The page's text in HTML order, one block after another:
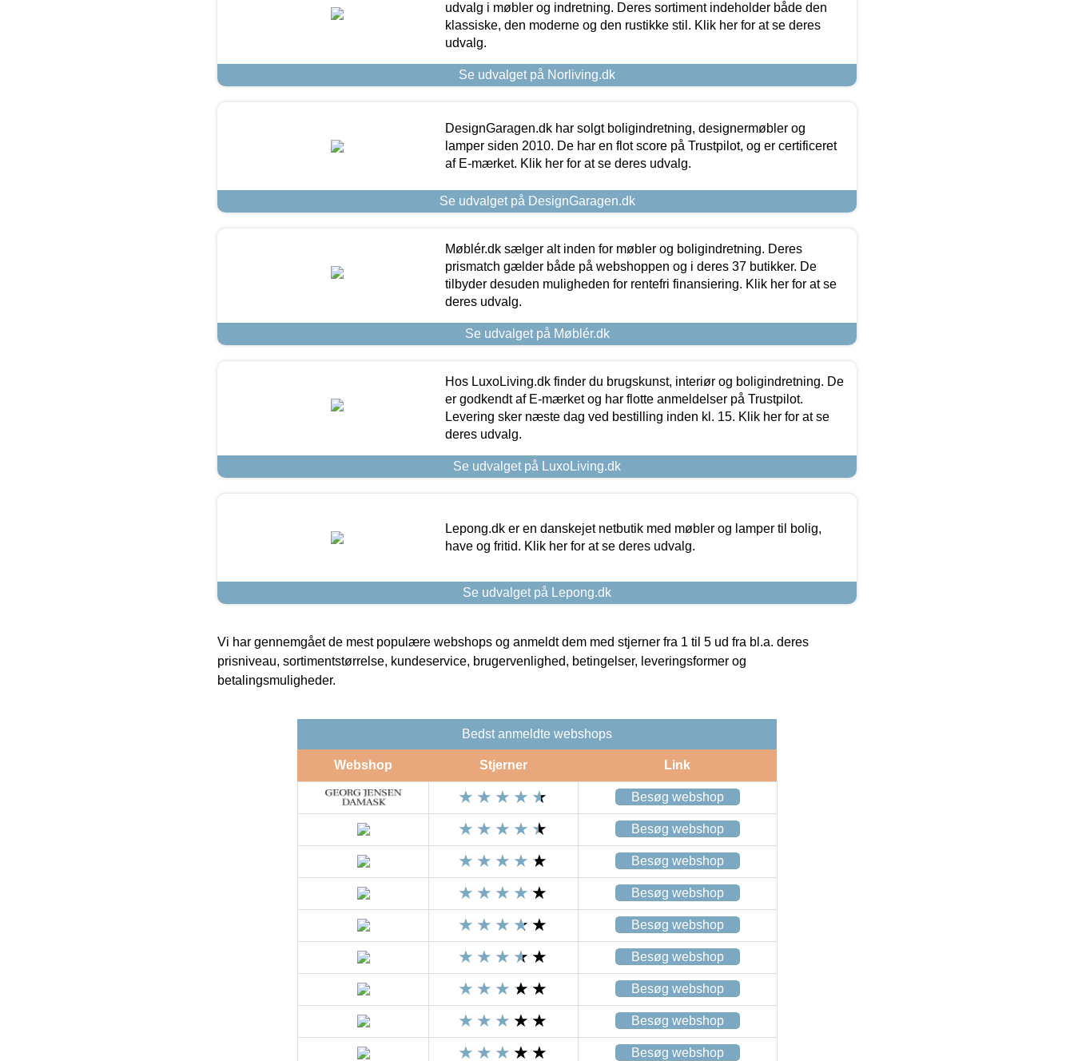
udvalg i møbler og indretning. Deres sortiment indeholder både den
klassiske, den moderne og den rustikke stil. Klik her for at se deres
udvalg.
Se udvalget på Norliving.dk
DesignGaragen.dk har solgt boligindretning, designermøbler og
lamper siden 2010. De har en flot score på Trustpilot, og er certificeret
af E-mærket. Klik her for at se deres udvalg.
Se udvalget på DesignGaragen.dk
Møblér.dk sælger alt inden for møbler og boligindretning. Deres
prismatch gælder både på webshoppen og i deres 37 butikker. De
tilbyder desuden muligheden for rentefri finansiering. Klik her for at se
deres udvalg.
Se udvalget på Møblér.dk
Hos LuxoLiving.dk finder du brugskunst, interiør og boligindretning. De
er godkendt af E-mærket og har flotte anmeldelser på Trustpilot.
Levering sker næste dag ved bestilling inden kl. 15. Klik her for at se
deres udvalg.
Se udvalget på LuxoLiving.dk
Lepong.dk er en danskejet netbutik med møbler og lamper til bolig,
have og fritid. Klik her for at se deres udvalg.
Se udvalget på Lepong.dk
Vi har gennemgået de mest populære webshops og anmeldt dem med stjerner fra 1 til 5 ud fra bl.a. deres
prisniveau, sortimentstørrelse, kundeservice, brugervenlighed, betingelser, leveringsformer og
betalingsmuligheder.
Bedst anmeldte webshops
Webshop Stjerner Link
Besøg webshop
Besøg webshop
Besøg webshop
Besøg webshop
Besøg webshop
Besøg webshop
Besøg webshop
Besøg webshop
Besøg webshop